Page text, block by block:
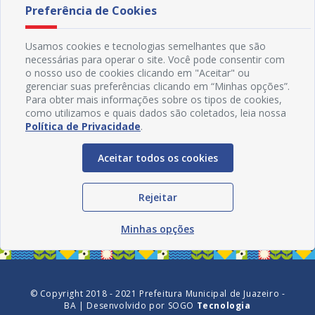
© Copyright 2018 - 2021 Prefeitura Municipal de Juazeiro -
BA | Desenvolvido por SOGO Tecnologia
Preferência de Cookies
Usamos cookies e tecnologias semelhantes que são
necessárias para operar o site. Você pode consentir com
o nosso uso de cookies clicando em "Aceitar" ou
gerenciar suas preferências clicando em “Minhas opções”.
Para obter mais informações sobre os tipos de cookies,
como utilizamos e quais dados são coletados, leia nossa
Política de Privacidade.
Aceitar todos os cookies
Rejeitar
Minhas opções